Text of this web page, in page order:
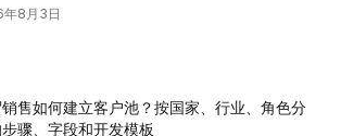
年8月3日
售如何建立客户池？按国家、行业、角色分
步骤、字段和开发模板